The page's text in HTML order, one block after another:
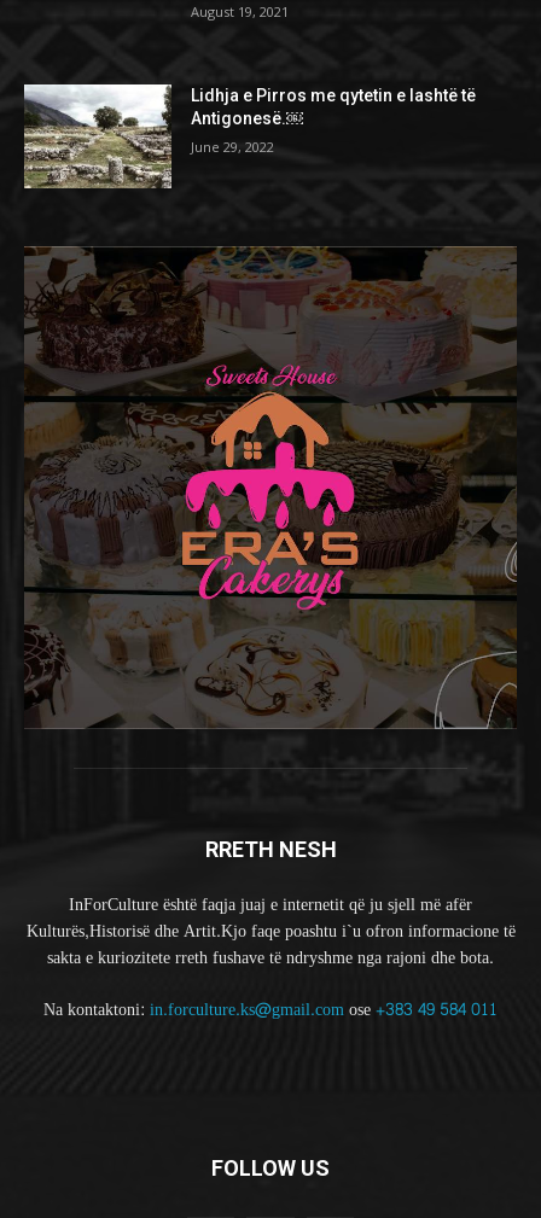
August 19, 2021
Lidhja e Pirros me qytetin e lashtë të
Antigonesë.￼
June 29, 2022
RRETH NESH
InForCulture është faqja juaj e internetit që ju sjell më afër
Kulturës,Historisë dhe Artit.Kjo faqe poashtu i`u ofron informacione të
sakta e kuriozitete rreth fushave të ndryshme nga rajoni dhe bota.
Na kontaktoni: in.forculture.ks@gmail.comose+383 49 584 011
FOLLOW US